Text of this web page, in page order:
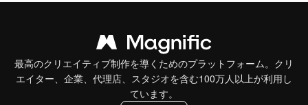
最高のクリエイティブ制作を導くためのプラットフォーム。クリ
エイター、企業、代理店、スタジオを含む100万人以上が利用し
ています。